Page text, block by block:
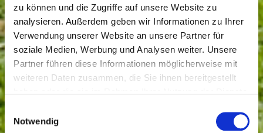
zu können und die Zugriffe auf unsere Website zu
analysieren. Außerdem geben wir Informationen zu Ihrer
Verwendung unserer Website an unsere Partner für
soziale Medien, Werbung und Analysen weiter. Unsere
Partner führen diese Informationen möglicherweise mit
weiteren Daten zusammen, die Sie ihnen bereitgestellt
Einwilligungsauswahl
Notwendig